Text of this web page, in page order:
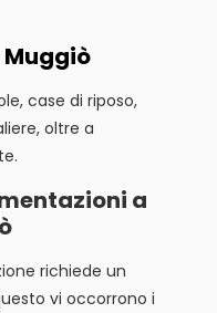
case di riposo,
oltre a
a
richiede un
vi occorrono i